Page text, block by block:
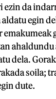
da
egin
emakumeak
dela.
soila;
dute.